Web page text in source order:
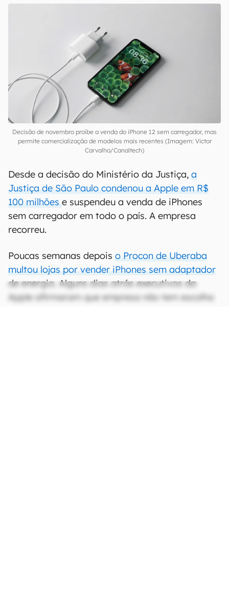
Decisão de novembro proíbe a venda do iPhone 12 sem carregador, mas
permite comercialização de modelos mais recentes (Imagem: Victor
Carvalho/Canaltech)
Desde a decisão do Ministério da Justiça, a
Justiça de São Paulo condenou a Apple em R$
100 milhões e suspendeu a venda de iPhones
sem carregador em todo o país. A empresa
recorreu.
Poucas semanas depois o Procon de Uberaba
multou lojas por vender iPhones sem adaptador
de energia. Alguns dias atrás executivos da
Apple afirmaram que empresa não tem escolha